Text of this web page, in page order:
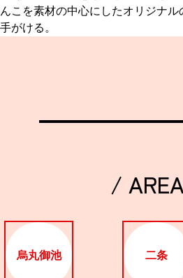
んこを素材の中心にしたオリジナル
手がける。
/
烏丸御池 二条